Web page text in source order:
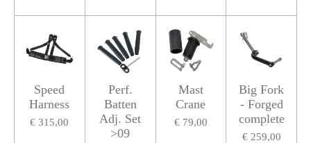
Speed
Harness
€ 315,00
Perf.
Batten
Adj. Set
>09
Mast
Crane
€ 79,00
Big Fork
- Forged
complete
€ 259,00